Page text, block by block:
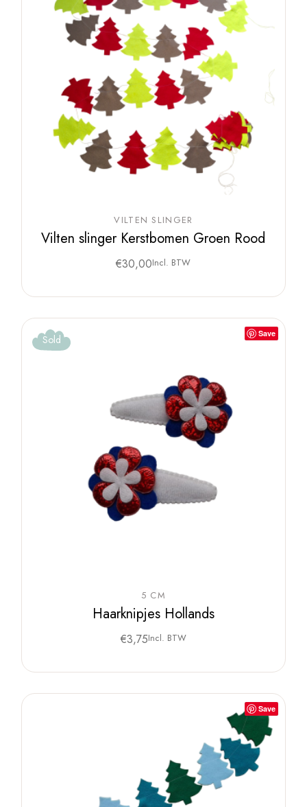
VILTEN SLINGER
Vilten slinger Kerstbomen Groen Rood
€30,00Incl. BTW
Save
Sold
5 CM
Haarknipjes Hollands
€3,75Incl. BTW
Save